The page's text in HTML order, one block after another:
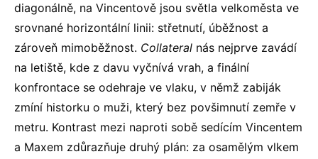
diagonálně, na Vincentově jsou světla velkoměsta ve
srovnané horizontální linii: střetnutí, úběžnost a
zároveň mimoběžnost. Collateral nás nejprve zavádí
na letiště, kde z davu vyčnívá vrah, a finální
konfrontace se odehraje ve vlaku, v němž zabiják
zmíní historku o muži, který bez povšimnutí zemře v
metru. Kontrast mezi naproti sobě sedícím Vincentem
a Maxem zdůrazňuje druhý plán: za osamělým vlkem